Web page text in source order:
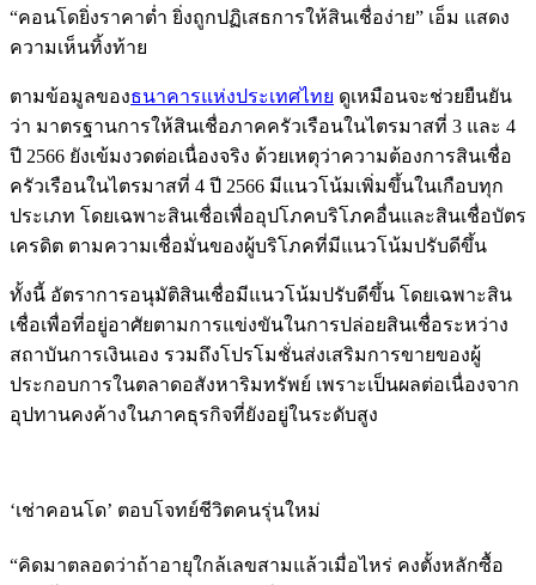
“คอนโดยิ่งราคาต่ำ ยิ่งถูกปฏิเสธการให้สินเชื่อง่าย” เอ็ม แสดง
ความเห็นทิ้งท้าย
ตามข้อมูลของธนาคารแห่งประเทศไทย ดูเหมือนจะช่วยยืนยัน
ว่า มาตรฐานการให้สินเชื่อภาคครัวเรือนในไตรมาสที่ 3 และ 4
ปี 2566 ยังเข้มงวดต่อเนื่องจริง ด้วยเหตุว่าความต้องการสินเชื่อ
ครัวเรือนในไตรมาสที่ 4 ปี 2566 มีแนวโน้มเพิ่มขึ้นในเกือบทุก
ประเภท โดยเฉพาะสินเชื่อเพื่ออุปโภคบริโภคอื่นและสินเชื่อบัตร
เครดิต ตามความเชื่อมั่นของผู้บริโภคที่มีแนวโน้มปรับดีขึ้น
ทั้งนี้ อัตราการอนุมัติสินเชื่อมีแนวโน้มปรับดีขึ้น โดยเฉพาะสิน
เชื่อเพื่อที่อยู่อาศัยตามการแข่งขันในการปล่อยสินเชื่อระหว่าง
สถาบันการเงินเอง รวมถึงโปรโมชั่นส่งเสริมการขายของผู้
ประกอบการในตลาดอสังหาริมทรัพย์ เพราะเป็นผลต่อเนื่องจาก
อุปทานคงค้างในภาคธุรกิจที่ยังอยู่ในระดับสูง
‘เช่าคอนโด’ ตอบโจทย์ชีวิตคนรุ่นใหม่
“คิดมาตลอดว่าถ้าอายุใกล้เลขสามแล้วเมื่อไหร่ คงตั้งหลักซื้อ